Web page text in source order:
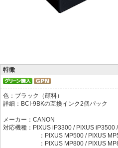
特徴
色：ブラック（顔料）
詳細：BCI-9BKの互換インク2個パック
メーカー：CANON
対応機種：PIXUS iP3300 / PIXUS
：PIXUS MP500 / PIXUS MP510 /
：PIXUS MP800 / PIXUS MP810 /